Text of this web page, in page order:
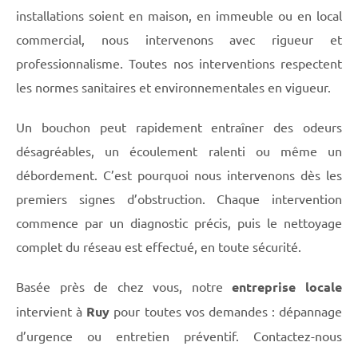
installations soient en maison, en immeuble ou en local
commercial, nous intervenons avec rigueur et
professionnalisme. Toutes nos interventions respectent
les normes sanitaires et environnementales en vigueur.
Un bouchon peut rapidement entraîner des odeurs
désagréables, un écoulement ralenti ou même un
débordement. C’est pourquoi nous intervenons dès les
premiers signes d’obstruction. Chaque intervention
commence par un diagnostic précis, puis le nettoyage
complet du réseau est effectué, en toute sécurité.
Basée près de chez vous, notreentreprise locale
intervient à Ruy pour toutes vos demandes : dépannage
d’urgence ou entretien préventif. Contactez-nous